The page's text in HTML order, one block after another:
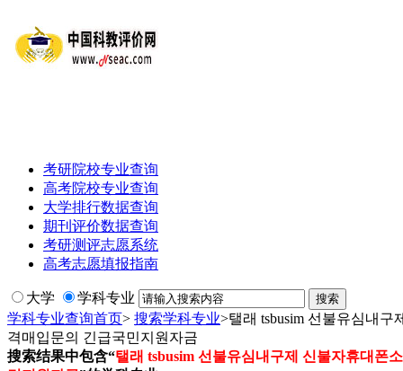
考研院校专业查询
高考院校专业查询
大学排行数据查询
期刊评价数据查询
考研测评志愿系统
高考志愿填报指南
大学
学科专业
学科专业查询首页> 搜索学科专业>탤래 tsbusim 선불유심내
격매입문의 긴급국민지원자금
搜索结果中包含“탤래 tsbusim 선불유심내구제 신불자휴대폰